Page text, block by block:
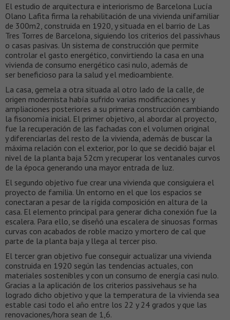
El estudio de arquitectura e interiorismo de Barcelona Lucía
Olano Lafita firma la rehabilitación de una vivienda unifamiliar
de 300m2, construida en 1920, y situada en el barrio de Las
Tres Torres de Barcelona, siguiendo los criterios del passivhaus
o casas pasivas. Un sistema de construcción que permite
controlar el gasto energético, convirtiendo la casa en una
vivienda de consumo energético casi nulo, además de
ser beneficioso para la salud y el medioambiente.
La casa, gemela a otra situada al otro lado de la calle, de
origen modernista había sufrido varias modificaciones y
ampliaciones posteriores a su primera construcción cambiando
la fisonomía inicial. El primer objetivo, al abordar al proyecto,
fue la recuperación de las fachadas con el volumen original
y diferenciarlas del resto de la vivienda, además de buscar la
máxima relación con el exterior, por lo que se decidió bajar el
nivel de la planta baja 52cm y recuperar los ventanales curvos
de la época generando una mayor entrada de luz.
El segundo objetivo fue crear una vivienda que consiguiera el
proyecto de familia. Un entorno en el que los espacios se
conectaran a pesar de la rígida composición en altura de la
casa. El elemento principal para generar dicha conexión fue la
escalera. Para ello, se diseñó una escalera de sinuosas formas
curvas con acabados de roble macizo y mortero de cal que
parte de la planta baja y llega al tercer piso.
El tercer gran objetivo fue conseguir actualizar una vivienda
construida en 1920 según las tendencias actuales, con
materiales sostenibles y con un consumo de energía casi nulo.
Gracias a la aplicación de los criterios passivehaus se ha
logrado dicho objetivo y que la temperatura de la vivienda sea
estable casi todo el año entre los 22 y 24 grados y que las
renovaciones/hora sean de 1,6.